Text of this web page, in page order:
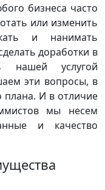
бизнеса часто
или изменить
и нанимать
доработки в
нашей услугой
эти вопросы, в
плана. И в отличие
мы несем
и качество